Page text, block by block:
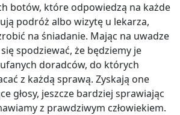
botów, które odpowiedzą na każde
podróż albo wizytę u lekarza,
na śniadanie. Mając na uwadze
spodziewać, że będziemy je
doradców, do których
z każdą sprawą. Zyskają one
głosy, jeszcze bardziej sprawiając
z prawdziwym człowiekiem.